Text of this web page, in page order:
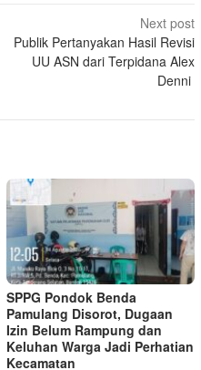
Next post
Publik Pertanyakan Hasil Revisi
UU ASN dari Terpidana Alex
Denni
SPPG Pondok Benda
Pamulang Disorot, Dugaan
Izin Belum Rampung dan
Keluhan Warga Jadi Perhatian
Kecamatan